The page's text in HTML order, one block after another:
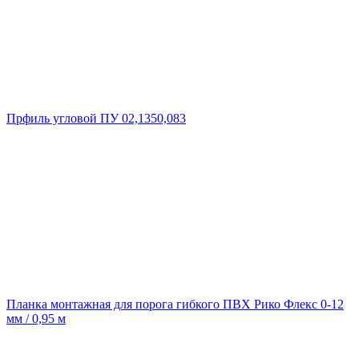
Прфиль угловой ПУ 02,1350,083
Планка монтажная для порога гибкого ПВХ Рико Флекс 0-12
мм / 0,95 м